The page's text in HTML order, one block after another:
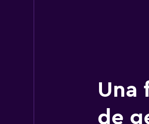
Una
de